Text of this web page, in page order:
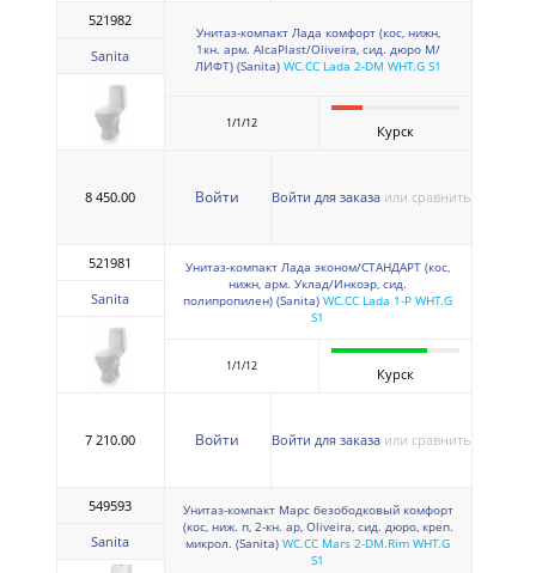
521982
Sanita
Унитаз-компакт Лада комфорт (кос, нижн,
1кн. арм. AlcaPlast/Oliveira, сид. дюро М/
ЛИФТ) (Sanita) WC.CC Lada 2-DM WHT.G S1
1/1/12 Курск
8 450.00 Войти Войти для заказа или сравнить
521981
Sanita
Унитаз-компакт Лада эконом/СТАНДАРТ (кос,
нижн, арм. Уклад/Инкоэр, сид.
полипропилен) (Sanita) WC.CC Lada 1-P WHT.G
S1
1/1/12 Курск
7 210.00 Войти Войти для заказа или сравнить
549593
Sanita
Унитаз-компакт Марс безободковый комфорт
(кос, ниж. п, 2-кн. ар, Oliveira, сид. дюро, креп.
микрол. (Sanita) WC.CC Mars 2-DM.Rim WHT.G
S1